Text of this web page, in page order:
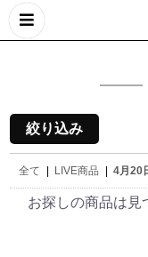
絞り込み
全て LIVE商品 4月20
お探しの商品は見